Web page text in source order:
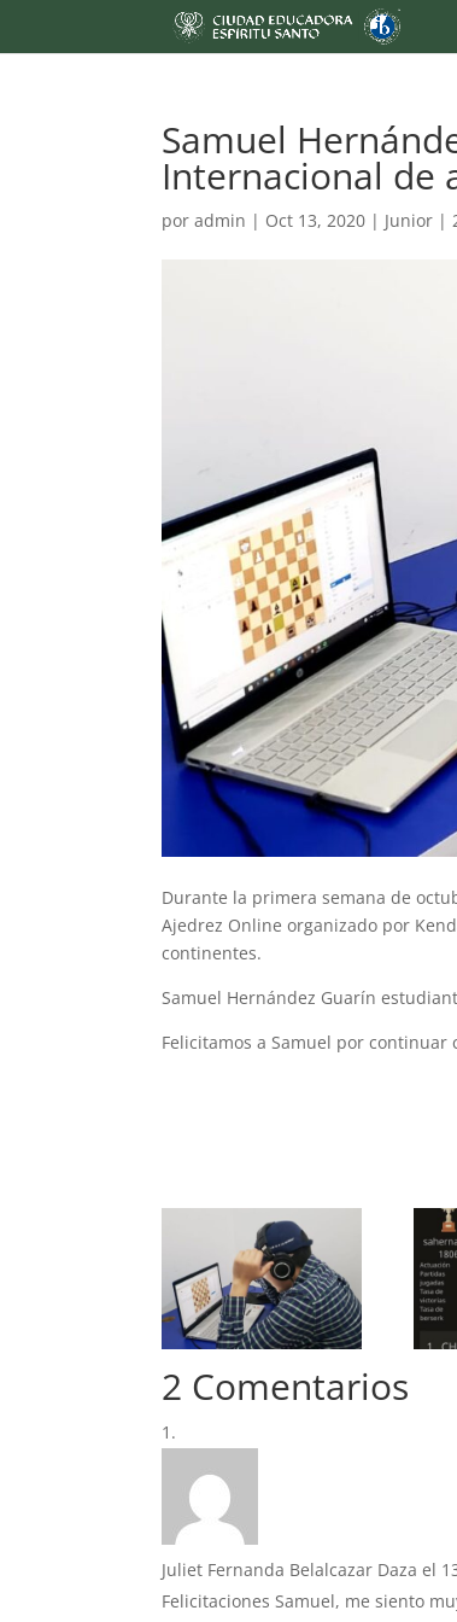
Samuel
Internacional de
poradmin | Oct 13, 2020 | Junior |
Durante la primera semana de
Ajedrez Online organizado por
continentes.
Samuel Hernández Guarín
Felicitamos a Samuel por
2 Comentarios
Juliet Fernanda Belalcazar Daza el
Felicitaciones Samuel, me siento